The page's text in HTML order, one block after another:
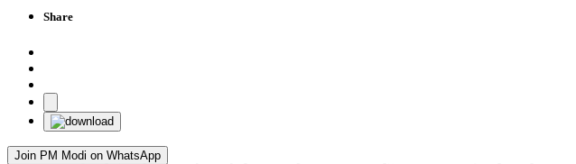
Share
Join PM Modi on WhatsApp